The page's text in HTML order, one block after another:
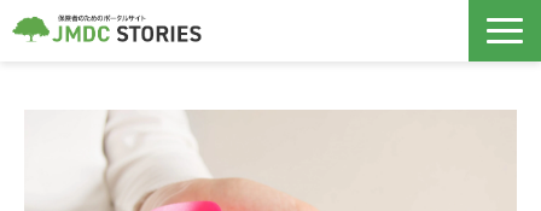
データヘルス計画